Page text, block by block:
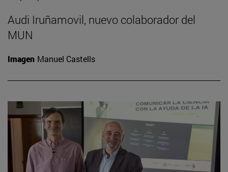
Audi Iruñamovil, nuevo colaborador del
MUN
Imagen Manuel Castells